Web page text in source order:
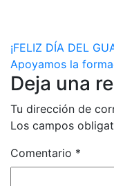
de
entradas
¡FELIZ DÍA DEL
Apoyamos la
Deja una
Tu dirección de
Los campos
Comentario *